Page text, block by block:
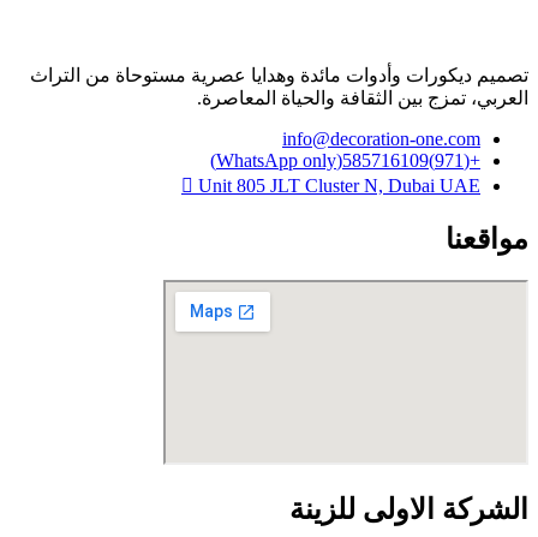
تصميم ديكورات وأدوات مائدة وهدايا عصرية مستوحاة من التراث
العربي، تمزج بين الثقافة والحياة المعاصرة.
info@decoration-one.com
+(971)585716109(WhatsApp only)
Unit 805 JLT Cluster N, Dubai UAE
مواقعنا
الشركة الاولى للزينة